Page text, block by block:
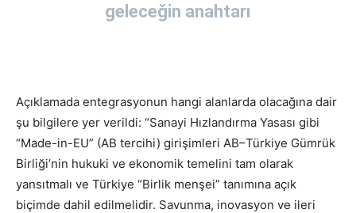
geleceğin anahtarı
Açıklamada entegrasyonun hangi alanlarda olacağına dair
şu bilgilere yer verildi: “Sanayi Hızlandırma Yasası gibi
“Made-in-EU” (AB tercihi) girişimleri AB–Türkiye Gümrük
Birliği’nin hukuki ve ekonomik temelini tam olarak
yansıtmalı ve Türkiye “Birlik menşei” tanımına açık
biçimde dahil edilmelidir. Savunma, inovasyon ve ileri